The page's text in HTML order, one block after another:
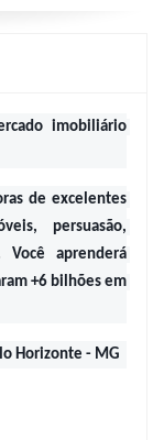
imobiliário
de excelentes
persuasão,
Você aprenderá
+6 bilhões em
Horizonte - MG